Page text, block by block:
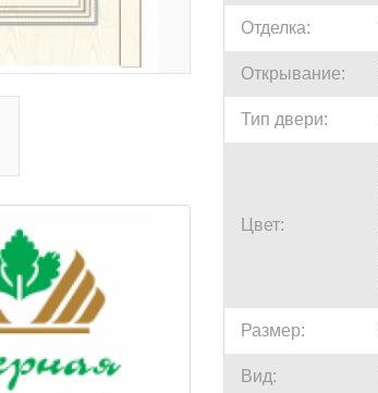
Отделка:
Открывание:
Тип двери:
Цвет:
Размер:
Вид: